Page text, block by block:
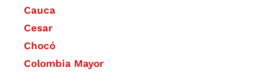
Cauca
Cesar
Chocó
Colombia Mayor